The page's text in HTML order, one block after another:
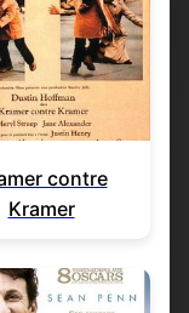
contre
Kramer